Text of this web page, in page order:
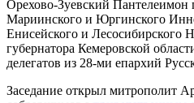
Орехово-Зуевский Пантелеимон
Мариинского и Юргинского
Енисейского и Лесосибирского
губернатора Кемеровской
делегатов из 28-ми епархий
Заседание открыл митрополит